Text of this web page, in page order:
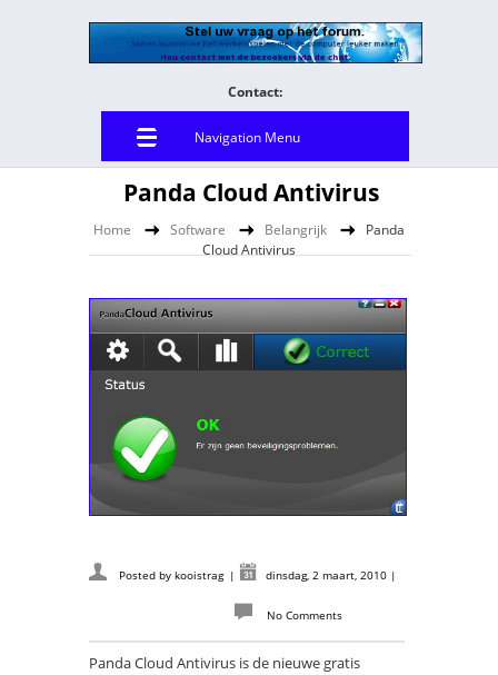
Contact:
Navigation Menu
Home Software Belangrijk
Panda
Cloud Antivirus
Panda Cloud Antivirus
Posted by kooistrag | dinsdag, 2 maart, 2010 |
No Comments
Panda Cloud Antivirus is de nieuwe gratis